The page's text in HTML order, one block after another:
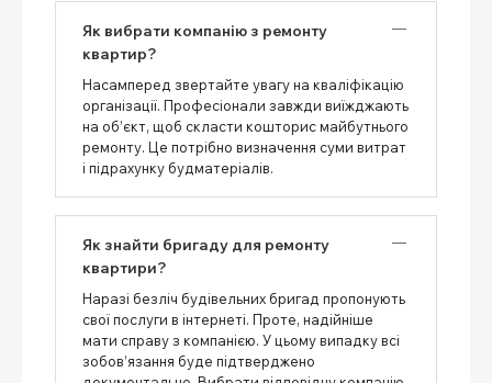
Як вибрати компанію з ремонту
квартир?
Насамперед звертайте увагу на кваліфікацію
організації. Професіонали завжди виїжджають
на об’єкт, щоб скласти кошторис майбутнього
ремонту. Це потрібно визначення суми витрат
і підрахунку будматеріалів.
Як знайти бригаду для ремонту
квартири?
Наразі безліч будівельних бригад пропонують
свої послуги в інтернеті. Проте, надійніше
мати справу з компанією. У цьому випадку всі
зобов’язання буде підтверджено